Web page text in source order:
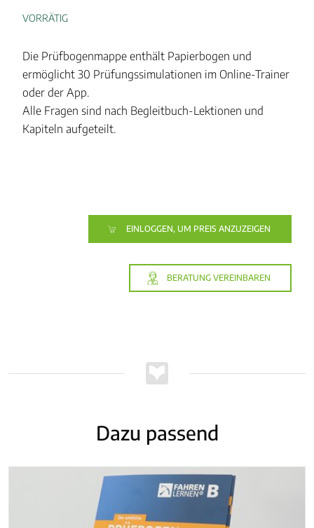
VORRÄTIG
Die Prüfbogenmappe enthält Papierbogen und
ermöglicht 30 Prüfungssimulationen im Online-Trainer
oder der App.
Alle Fragen sind nach Begleitbuch-Lektionen und
Kapiteln aufgeteilt.
EINLOGGEN, UM PREIS ANZUZEIGEN
BERATUNG VEREINBAREN
Dazu passend